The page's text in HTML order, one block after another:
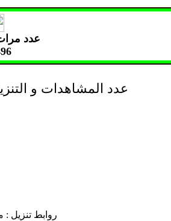
عدد
* : عدد المشاهدات و التنزيل منذ 11/07/2013 ، هذا العدد لمجموع المواد
روابط تنزيل